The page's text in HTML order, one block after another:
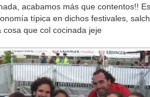
acabamos más que contentos!!
típica en dichos festivales,
que col cocinada jeje